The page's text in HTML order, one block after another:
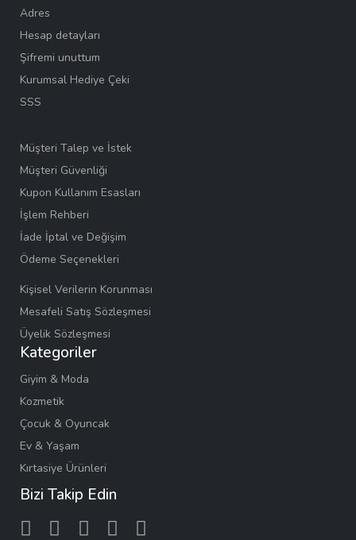
Adres
Hesap detayları
Şifremi unuttum
Kurumsal Hediye Çeki
SSS
Müşteri Talep ve İstek
Müşteri Güvenliği
Kupon Kullanım Esasları
İşlem Rehberi
İade İptal ve Değişim
Ödeme Seçenekleri
Kişisel Verilerin Korunması
Mesafeli Satış Sözleşmesi
Üyelik Sözleşmesi
Kategoriler
Giyim & Moda
Kozmetik
Çocuk & Oyuncak
Ev & Yaşam
Kırtasiye Ürünleri
Bizi Takip Edin